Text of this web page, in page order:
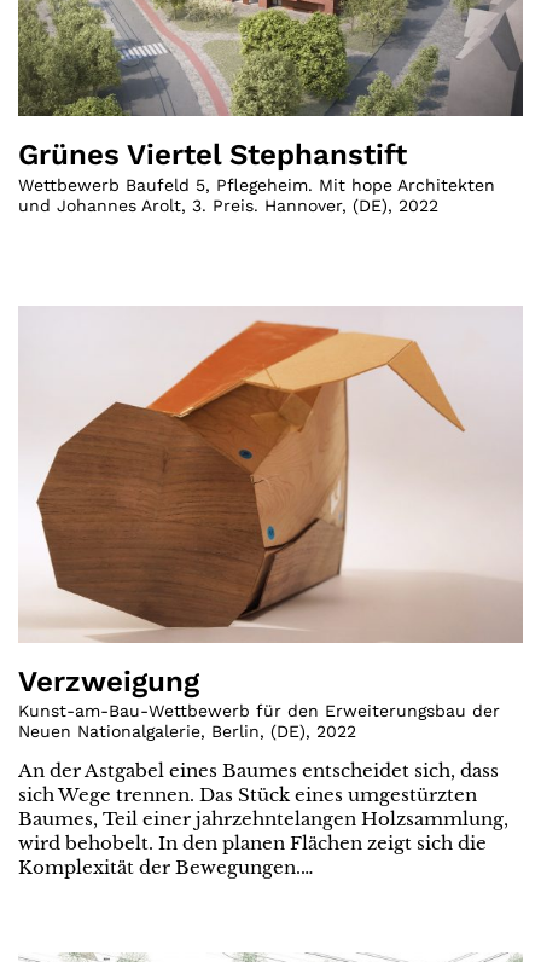
Grünes Viertel Stephanstift
Wettbewerb Baufeld 5, Pflegeheim. Mit hope Architekten
und Johannes Arolt, 3. Preis. Hannover, (DE), 2022
Verzweigung
Kunst-am-Bau-Wettbewerb für den Erweiterungsbau der
Neuen Nationalgalerie, Berlin, (DE), 2022
An der Astgabel eines Baumes entscheidet sich, dass
sich Wege trennen. Das Stück eines umgestürzten
Baumes, Teil einer jahrzehntelangen Holzsammlung,
wird behobelt. In den planen Flächen zeigt sich die
Komplexität der Bewegungen.…